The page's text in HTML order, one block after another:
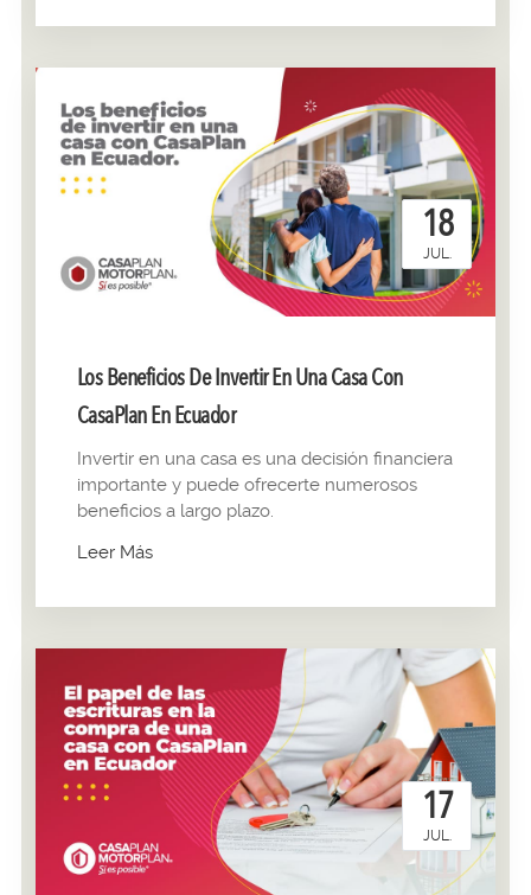
18
JUL.
Los Beneficios De Invertir En Una Casa Con
CasaPlan En Ecuador
Invertir en una casa es una decisión financiera
importante y puede ofrecerte numerosos
beneficios a largo plazo.
Leer Más
17
JUL.